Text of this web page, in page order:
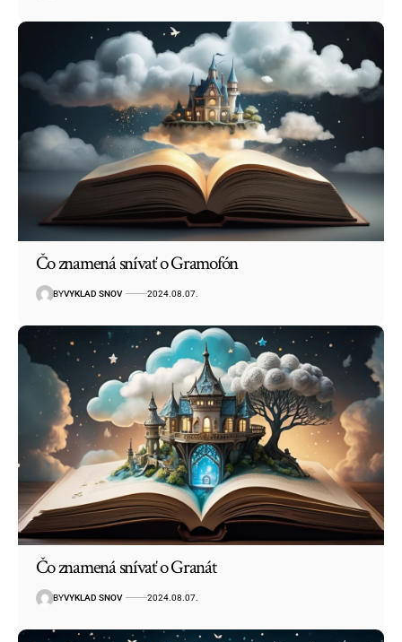
Čo znamená snívať o Gramofón
BYVYKLAD SNOV 2024.08.07.
Čo znamená snívať o Granát
BYVYKLAD SNOV 2024.08.07.